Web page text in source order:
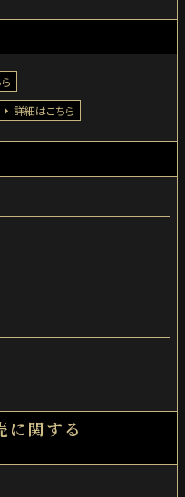
詳細はこちら
に関する